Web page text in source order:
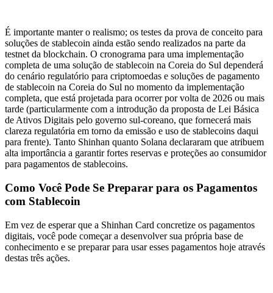
É importante manter o realismo; os testes da prova de conceito para
soluções de stablecoin ainda estão sendo realizados na parte da
testnet da blockchain. O cronograma para uma implementação
completa de uma solução de stablecoin na Coreia do Sul dependerá
do cenário regulatório para criptomoedas e soluções de pagamento
de stablecoin na Coreia do Sul no momento da implementação
completa, que está projetada para ocorrer por volta de 2026 ou mais
tarde (particularmente com a introdução da proposta de Lei Básica
de Ativos Digitais pelo governo sul-coreano, que fornecerá mais
clareza regulatória em torno da emissão e uso de stablecoins daqui
para frente). Tanto Shinhan quanto Solana declararam que atribuem
alta importância a garantir fortes reservas e proteções ao consumidor
para pagamentos de stablecoins.
Como Você Pode Se Preparar para os Pagamentos
com Stablecoin
Em vez de esperar que a Shinhan Card concretize os pagamentos
digitais, você pode começar a desenvolver sua própria base de
conhecimento e se preparar para usar esses pagamentos hoje através
destas três ações.